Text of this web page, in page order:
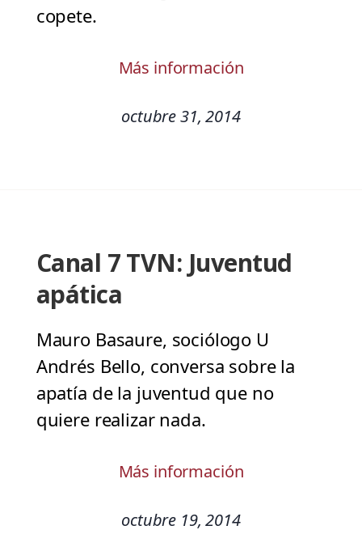
copete.
Más información
octubre 31, 2014
Canal 7 TVN: Juventud
apática
Mauro Basaure, sociólogo U
Andrés Bello, conversa sobre la
apatía de la juventud que no
quiere realizar nada.
Más información
octubre 19, 2014